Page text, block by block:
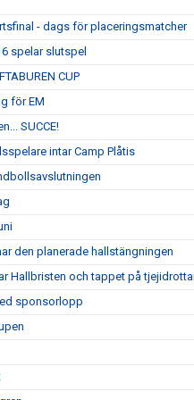
- dags för placeringsmatcher
spelar slutspel
CUP
för EM
SUCCE!
intar Camp Plåtis
den planerade hallstängningen
Hallbristen och tappet på
sponsorlopp